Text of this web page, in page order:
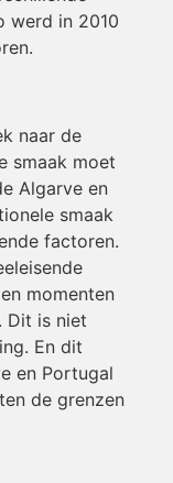
werd in 2010
naar de
smaak moet
Algarve en
smaak
factoren.
momenten
Dit is niet
En dit
en Portugal
de grenzen